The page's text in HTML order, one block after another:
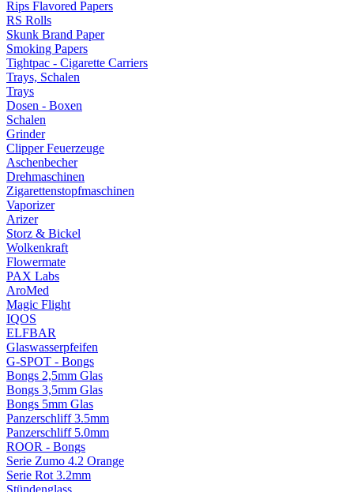
Rips Flavored Papers
RS Rolls
Skunk Brand Paper
Smoking Papers
Tightpac - Cigarette Carriers
Trays, Schalen
Trays
Dosen - Boxen
Schalen
Grinder
Clipper Feuerzeuge
Aschenbecher
Drehmaschinen
Zigarettenstopfmaschinen
Vaporizer
Arizer
Storz & Bickel
Wolkenkraft
Flowermate
PAX Labs
AroMed
Magic Flight
IQOS
ELFBAR
Glaswasserpfeifen
G-SPOT - Bongs
Bongs 2,5mm Glas
Bongs 3,5mm Glas
Bongs 5mm Glas
Panzerschliff 3.5mm
Panzerschliff 5.0mm
ROOR - Bongs
Serie Zumo 4.2 Orange
Serie Rot 3.2mm
Stündenglass